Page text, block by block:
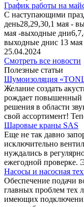
График работы на
С наступающими
день28,29,30,1 мая -
мая -выходные
выходные днис 13 мая
25.04.2024
Смотреть все новости
Полезные статьи
Шумоизоляция
Желание создать
рождает повышенный
решения в области
свой ассортимент!
Шаровые краны SAS
Еще не так давно
исключительно
нуждались в
ежегодной проверке.
Насосы и насосная
Обеспечение подачи
главных проблем тех
имеющих